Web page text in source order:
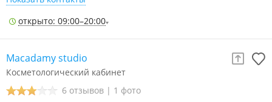
открыто: 09:00–20:00
Macadamy studio
Косметологический кабинет
6 отзывов | 1 фото